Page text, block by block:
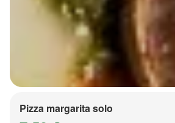
Pizza margarita solo